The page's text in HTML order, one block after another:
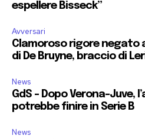
espellere Bisseck”
Avversari
Clamoroso rigore negato
di De Bruyne, braccio di
News
GdS – Dopo Verona-Juve,
potrebbe finire in Serie B
News